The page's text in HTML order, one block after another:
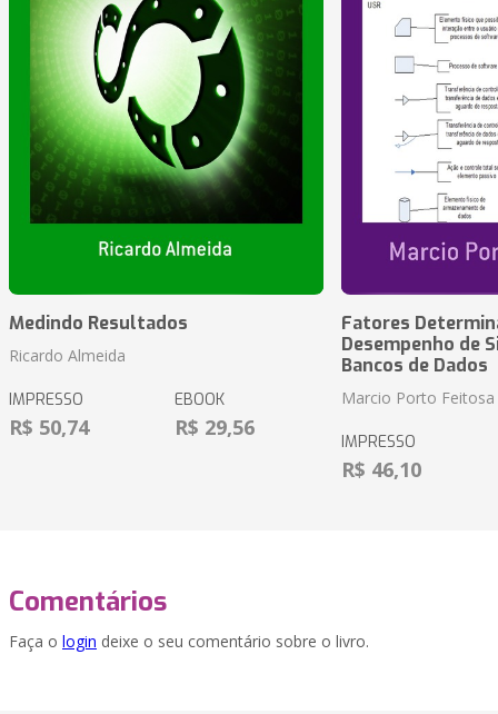
Medindo Resultados
Ricardo Almeida
IMPRESSO
R$ 50,74
EBOOK
R$ 29,56
Fatores
Desempenho de
Bancos de Dados
Marcio Porto Feitosa
IMPRESSO
R$ 46,10
Comentários
Faça o login deixe o seu comentário sobre o livro.